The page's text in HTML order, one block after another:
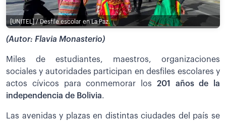
[UNITEL] / Desfile escolar en La Paz.
(Autor: Flavia Monasterio)
Miles de estudiantes, maestros, organizaciones
sociales y autoridades participan en desfiles escolares y
actos cívicos para conmemorar los 201 años de la
independencia de Bolivia.
Las avenidas y plazas en distintas ciudades del país se